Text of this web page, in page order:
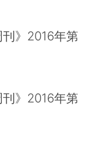
》2016年第
》2016年第